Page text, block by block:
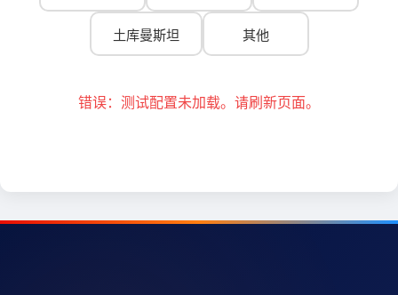
土库曼斯坦 其他
错误：测试配置未加载。请刷新页面。